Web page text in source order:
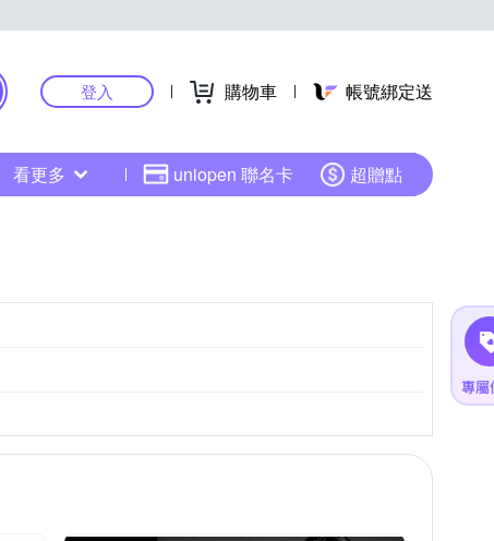
登入 購物車 帳號綁定送
看更多 uniopen 聯名卡 超贈點